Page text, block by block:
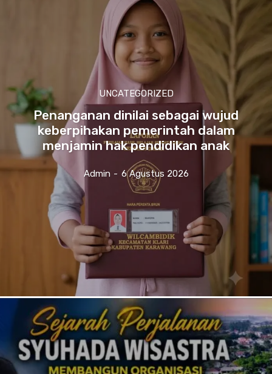
UNCATEGORIZED
Penanganan dinilai sebagai wujud
keberpihakan pemerintah dalam
menjamin hak pendidikan anak
Admin - 6 Agustus 2026